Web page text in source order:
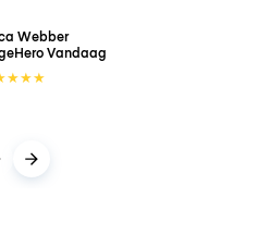
Webber
Vandaag
★★★